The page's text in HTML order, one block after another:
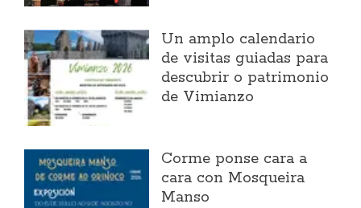
Un amplo calendario
de visitas guiadas para
descubrir o patrimonio
de Vimianzo
Corme ponse cara a
cara con Mosqueira
Manso